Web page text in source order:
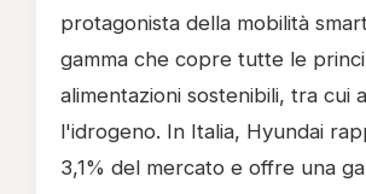
protagonista della mobilità
gamma che copre tutte le
alimentazioni sostenibili, tra cui
l'idrogeno. In Italia, Hyundai
3,1% del mercato e offre una